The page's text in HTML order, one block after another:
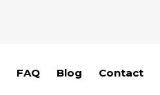
FAQ Blog Contact